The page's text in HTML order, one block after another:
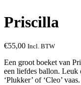
Priscilla
€55,00 Incl. BTW
Een groot boeket van
een liefdes ballon. Leuk
‘Plukker’ of ‘Cleo’ vaas.